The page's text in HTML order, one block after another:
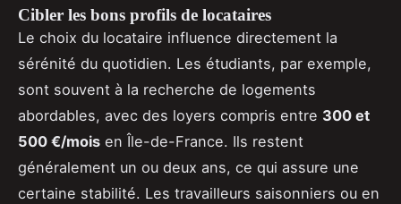
Cibler les bons profils de locataires
Le choix du locataire influence directement la
sérénité du quotidien. Les étudiants, par exemple,
sont souvent à la recherche de logements
abordables, avec des loyers compris entre 300 et
500 €/mois en Île-de-France. Ils restent
généralement un ou deux ans, ce qui assure une
certaine stabilité. Les travailleurs saisonniers ou en